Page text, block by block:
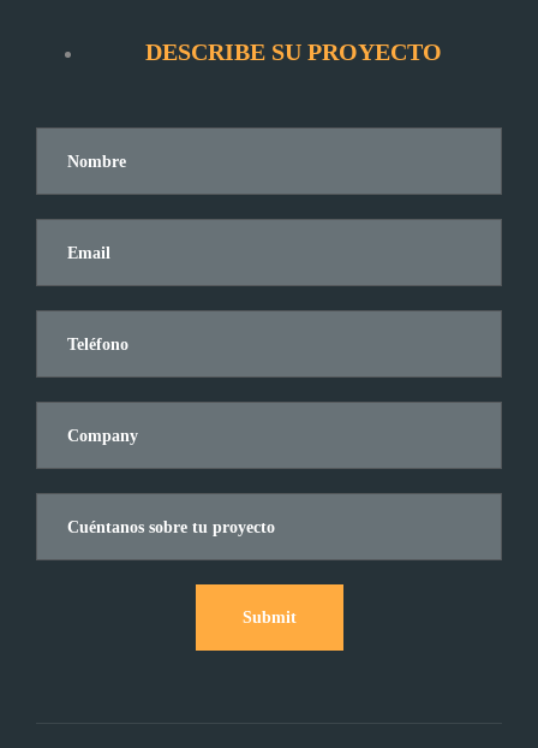
DESCRIBE SU PROYECTO
Submit